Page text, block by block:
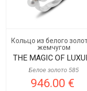
Кольцо из белого
жемчугом
THE MAGIC OF
Белое золото 585
946.00 €